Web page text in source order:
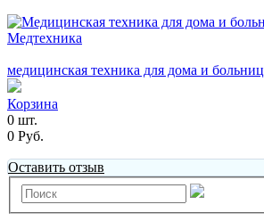
Медтехника
медицинская техника для дома и больниц
Корзина
0 шт.
0 Руб.
Оставить отзыв